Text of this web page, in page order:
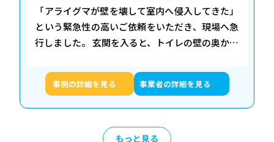
「アライグマが壁を壊して室内へ侵入してきた」
という緊急性の高いご依頼をいただき、現場へ急
行しました。 玄関を入ると、トイレの壁の奥から
う、緊迫した状況でした。 お話を伺うと、数ヶ…
事例の詳細を見る 事業者の詳細を見る
もっと見る